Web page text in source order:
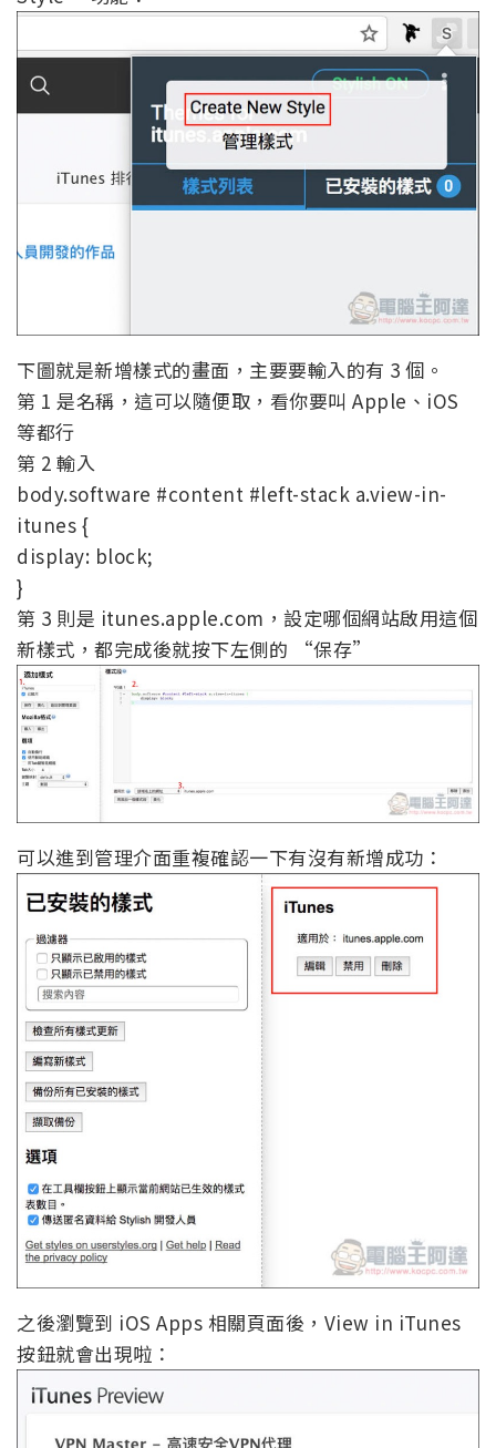
下圖就是新增樣式的畫面，主要要輸入的有 3 個。
第 1 是名稱，這可以隨便取，看你要叫 Apple、iOS
等都行
第 2 輸入
body.software #content #left-stack a.view-in-
itunes {
display: block;
}
第 3 則是 itunes.apple.com，設定哪個網站啟用這個
新樣式，都完成後就按下左側的 “保存”
可以進到管理介面重複確認一下有沒有新增成功：
之後瀏覽到 iOS Apps 相關頁面後，View in iTunes
按鈕就會出現啦：